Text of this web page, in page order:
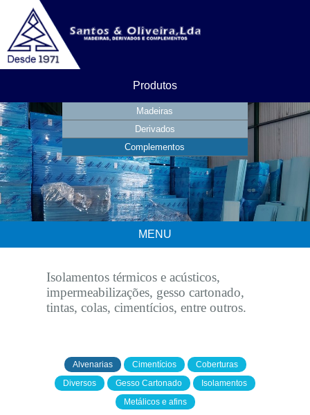
MENU
Produtos
Madeiras
Derivados
Complementos
Isolamentos térmicos e acústicos,
impermeabilizações, gesso cartonado,
tintas, colas, cimentícios, entre outros.
Alvenarias Cimentícios
Coberturas
Diversos
Gesso Cartonado
Isolamentos
Metálicos e afins